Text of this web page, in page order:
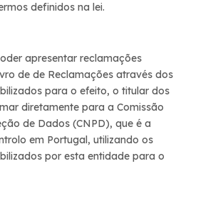
definidos na lei.
apresentar reclamações
de de Reclamações através dos
para o efeito, o titular dos
diretamente para a Comissão
de Dados (CNPD), que é a
em Portugal, utilizando os
por esta entidade para o